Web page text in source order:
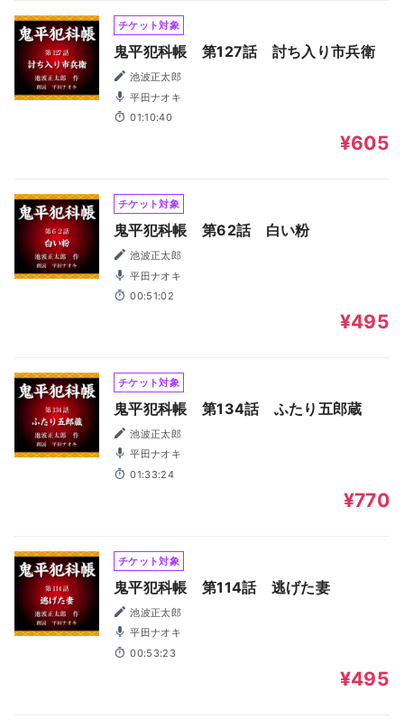
チケット対象
鬼平犯科帳 第127話 討ち入り市兵衛
池波正太郎
平田ナオキ
01:10:40
¥605
チケット対象
鬼平犯科帳 第62話 白い粉
池波正太郎
平田ナオキ
00:51:02
¥495
チケット対象
鬼平犯科帳 第134話 ふたり五郎蔵
池波正太郎
平田ナオキ
01:33:24
¥770
チケット対象
鬼平犯科帳 第114話 逃げた妻
池波正太郎
平田ナオキ
00:53:23
¥495